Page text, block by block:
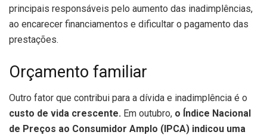
principais responsáveis pelo aumento das inadimplências,
ao encarecer financiamentos e dificultar o pagamento das
prestações.
Orçamento familiar
Outro fator que contribui para a dívida e inadimplência é o
custo de vida crescente. Em outubro, o Índice Nacional
de Preços ao Consumidor Amplo (IPCA) indicou uma